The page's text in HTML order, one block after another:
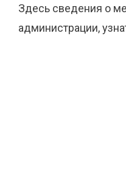
Здесь сведения о
администрации,